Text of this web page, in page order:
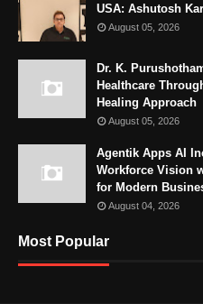
USA: Ashutosh
August 05, 2026
Dr. K.
Healthcare
Healing Approach
August 05, 2026
Agentik Apps AI
Workforce Vision
for Modern
August 04, 2026
Most Popular